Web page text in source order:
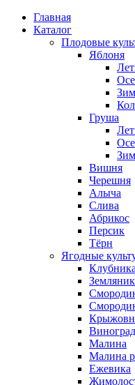
Главная
Каталог
Плодовые
Яблоня
Груша
Вишня
Черешня
Алыча
Слива
Абрикос
Персик
Тёрн
Ягодные
Клубника
Виноград
Малина
Малина
Ежевика